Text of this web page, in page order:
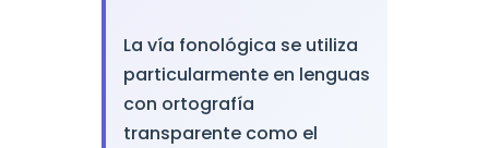
La vía fonológica se utiliza
particularmente en lenguas
con ortografía
transparente como el